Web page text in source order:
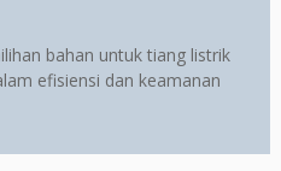
bahan untuk tiang listrik
efisiensi dan keamanan